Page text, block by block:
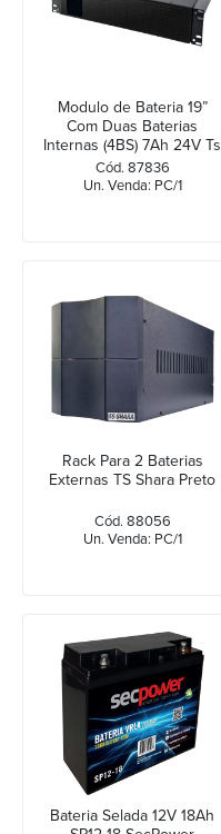
Modulo de Bateria 19”
Com Duas Baterias
Internas (4BS) 7Ah 24V Ts
Shara
Cód. 87836
Un. Venda: PC/1
Rack Para 2 Baterias
Externas TS Shara Preto
Cód. 88056
Un. Venda: PC/1
Bateria Selada 12V 18Ah